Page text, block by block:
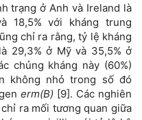
trạng ở Anh và Ireland là
18,5% với kháng trung
chỉ ra rằng, tỷ lệ kháng
29,3% ở Mỹ và 35,5% ở
chủng kháng này (60%)
không nhỏ trong số đó
erm(B) [9]. Các nghiên
ra mối tương quan giữa